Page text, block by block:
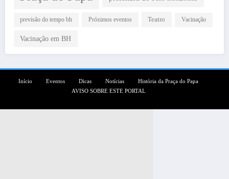
previsão do tempo bh Próximos eventos Teatro Vacinação
Vacinação em BH
Início Eventos Dicas Notícias
História da Praça do Papa
AVISO SOBRE ESTE PORTAL